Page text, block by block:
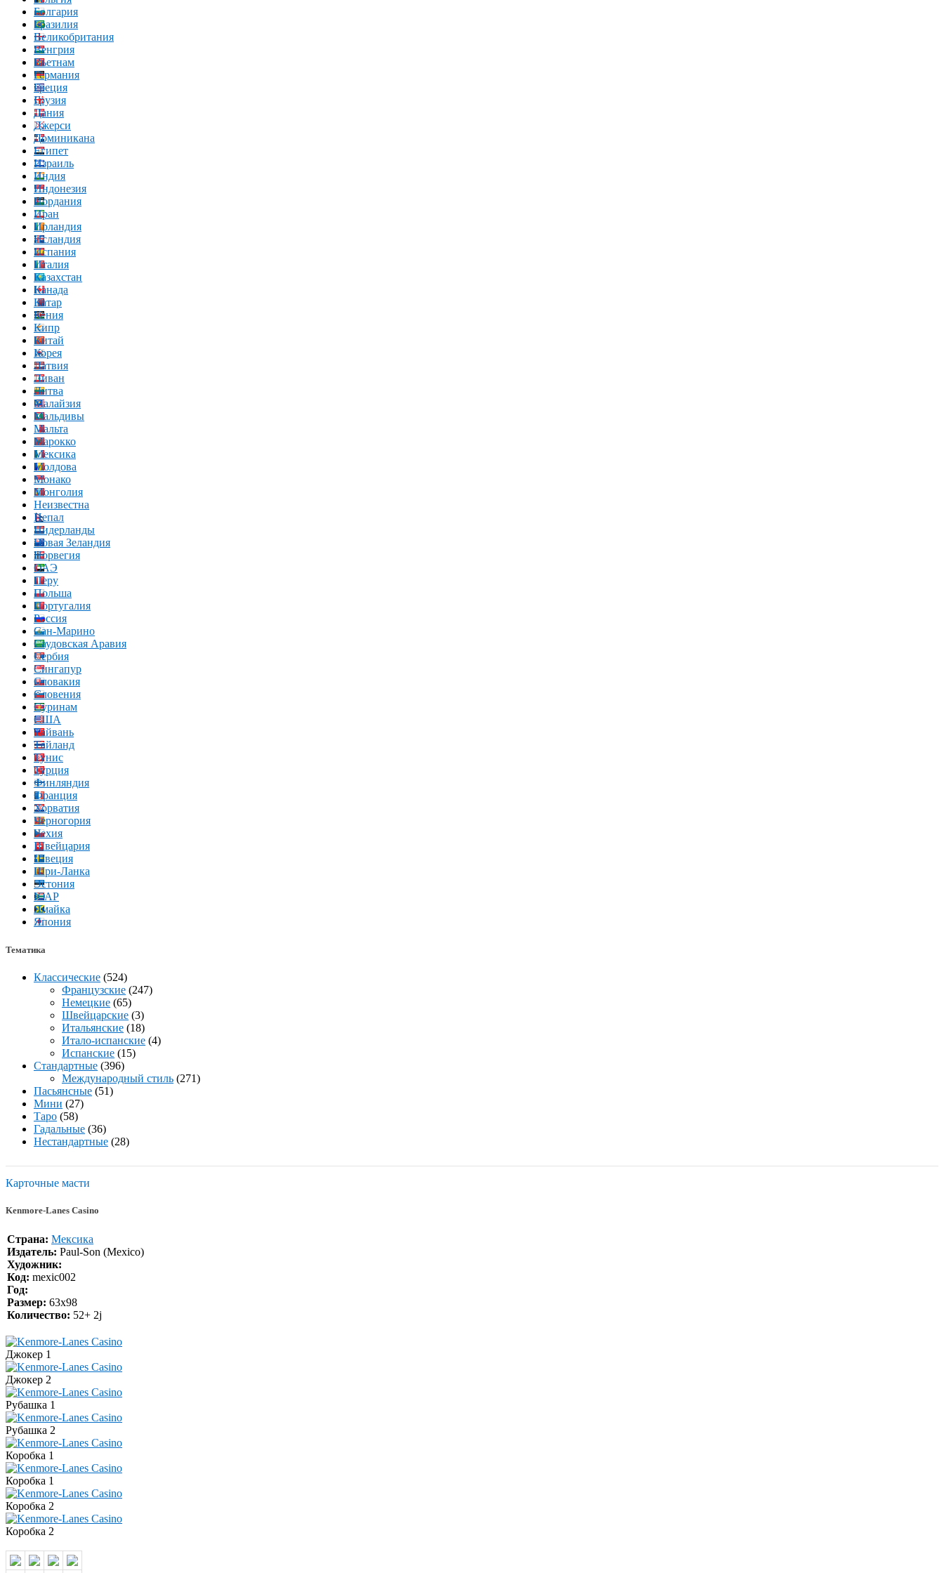
Болгария
Бразилия
Великобритания
Венгрия
Вьетнам
Германия
Греция
Грузия
Дания
Джерси
Доминикана
Египет
Израиль
Индия
Индонезия
Иордания
Иран
Ирландия
Исландия
Испания
Италия
Казахстан
Канада
Катар
Кения
Кипр
Китай
Корея
Латвия
Ливан
Литва
Малайзия
Мальдивы
Мальта
Марокко
Мексика
Молдова
Монако
Монголия
Неизвестна
Непал
Нидерланды
Новая Зеландия
Норвегия
ОАЭ
Перу
Польша
Португалия
Россия
Сан-Марино
Саудовская Аравия
Сербия
Сингапур
Словакия
Словения
Суринам
США
Тайвань
Тайланд
Тунис
Турция
Финляндия
Франция
Хорватия
Черногория
Чехия
Швейцария
Швеция
Шри-Ланка
Эстония
ЮАР
Ямайка
Япония
Тематика
Классические (524)
Французские (247)
Немецкие (65)
Швейцарские (3)
Итальянские (18)
Итало-испанские (4)
Испанские (15)
Стандартные (396)
Международный стиль (271)
Пасьянсные (51)
Мини (27)
Таро (58)
Гадальные (36)
Нестандартные (28)
Карточные масти
Kenmore-Lanes Casino
Страна: Мексика
Издатель: Paul-Son (Mexico)
Художник:
Код: mexic002
Год:
Размер: 63x98
Количество: 52+ 2j
Джокер 1
Джокер 2
Рубашка 1
Рубашка 2
Коробка 1
Коробка 1
Коробка 2
Коробка 2